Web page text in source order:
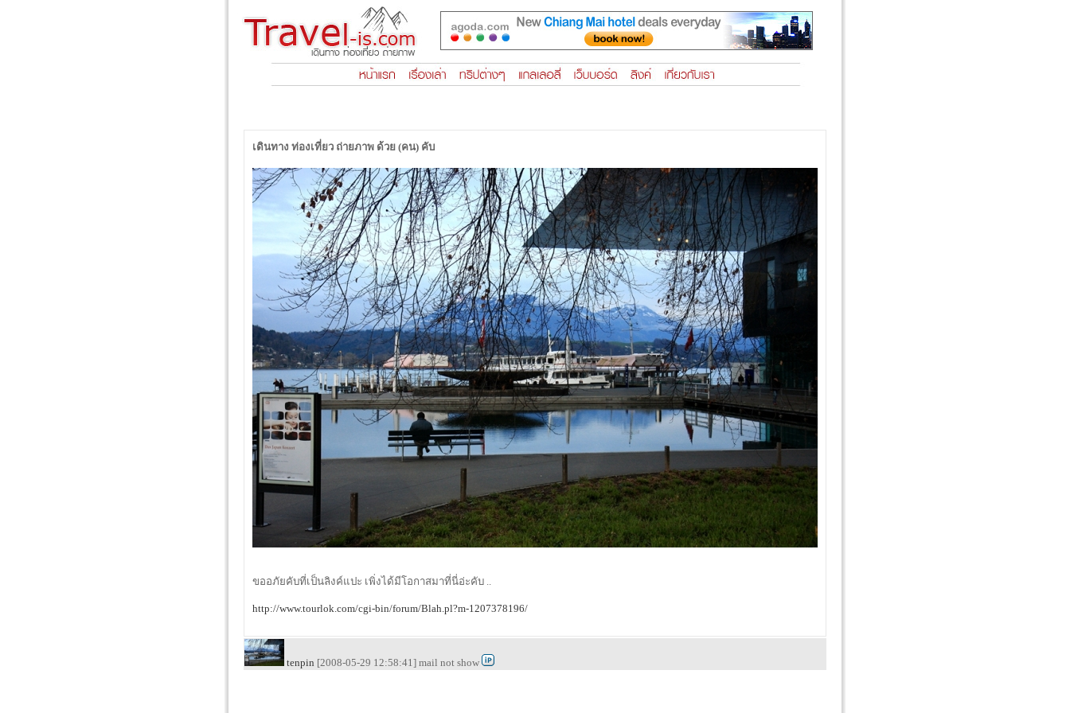
เดินทาง ท่องเที่ยว ถ่ายภาพ ด้วย (คน) คับ
ขออภัยคับที่เป็นลิงค์แปะ เพิ่งได้มีโอกาสมาที่นี่อ่ะคับ ..
http://www.tourlok.com/cgi-bin/forum/Blah.pl?m-1207378196/
tenpin [2008-05-29 12:58:41] mail not show